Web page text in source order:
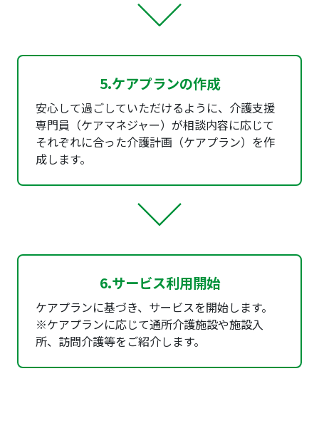
5.ケアプランの作成
安心して過ごしていただけるように、介護支援
専門員（ケアマネジャー）が相談内容に応じて
それぞれに合った介護計画（ケアプラン）を作
成します。
6.サービス利用開始
ケアプランに基づき、サービスを開始します。
※ケアプランに応じて通所介護施設や施設入
所、訪問介護等をご紹介します。